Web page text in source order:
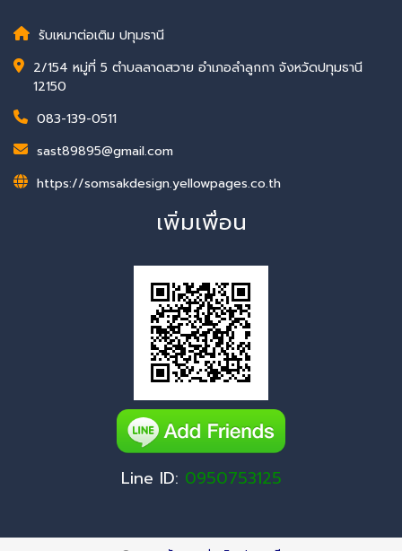
รับเหมาต่อเติม ปทุมธานี
2/154 หมู่ที่ 5 ตำบลลาดสวาย อำเภอลำลูกกา จังหวัดปทุมธานี
12150
083-139-0511
sast89895@gmail.com
https://somsakdesign.yellowpages.co.th
เพิ่มเพื่อน
Line ID: 0950753125